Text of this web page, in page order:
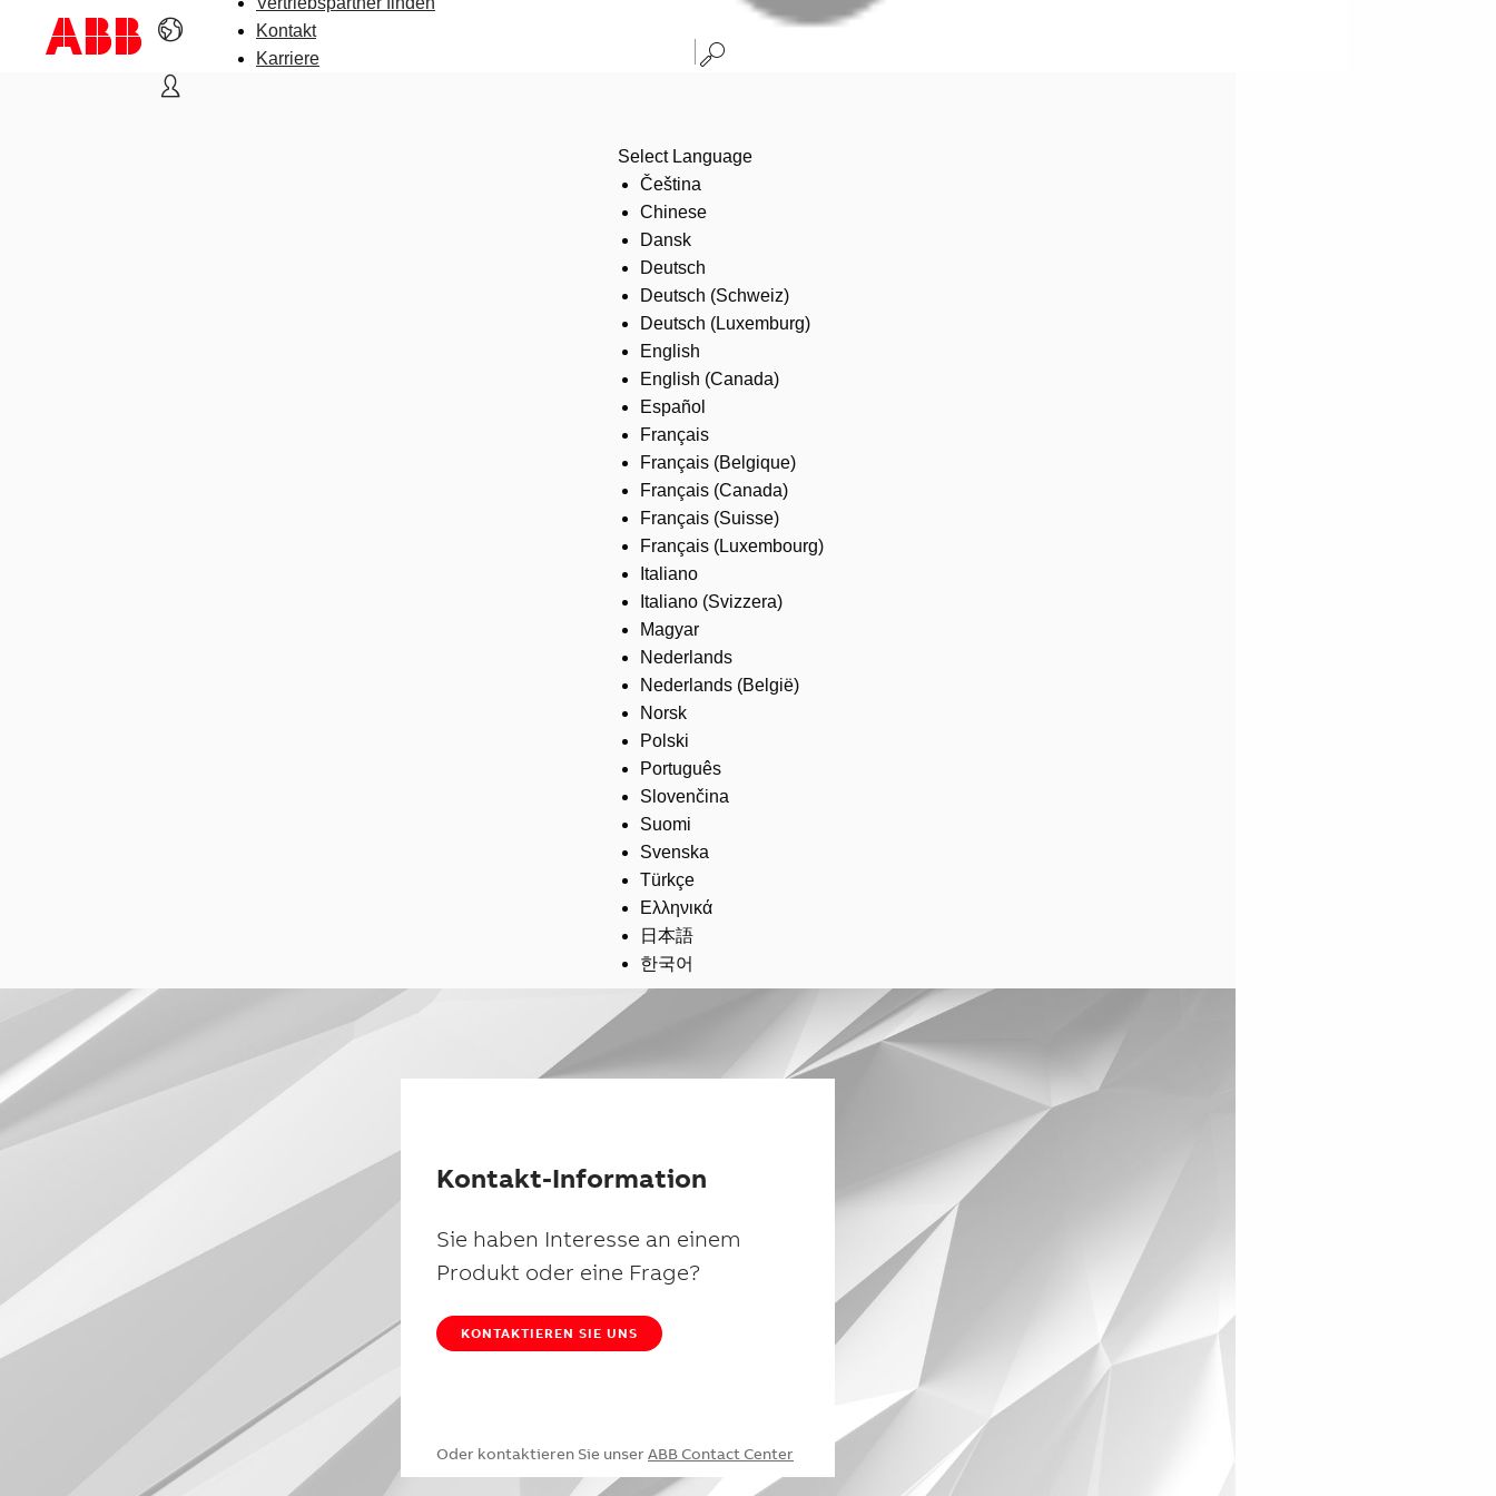
Kontakt
Karriere
Select Language
Čeština
Chinese
Dansk
Deutsch
Deutsch (Schweiz)
Deutsch (Luxemburg)
English
English (Canada)
Español
Français
Français (Belgique)
Français (Canada)
Français (Suisse)
Français (Luxembourg)
Italiano
Italiano (Svizzera)
Magyar
Nederlands
Nederlands (België)
Norsk
Polski
Português
Slovenčina
Suomi
Svenska
Türkçe
Ελληνικά
日本語
한국어
Kontakt-Information
Sie haben Interesse an einem
Produkt oder eine Frage?
KONTAKTIEREN SIE UNS
Oder kontaktieren Sie unser ABB Contact Center